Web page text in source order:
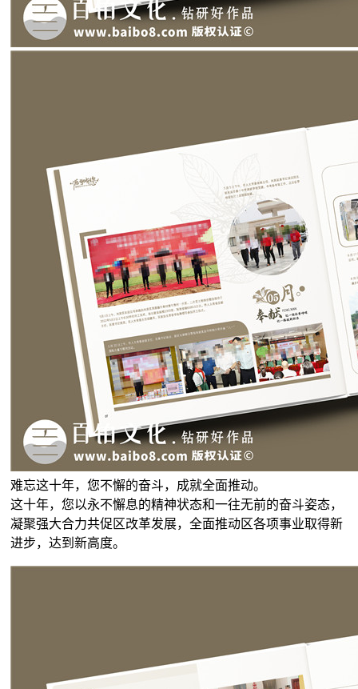
难忘这十年，您不懈的奋斗，成就全面推动。
这十年，您以永不懈息的精神状态和一往无前的奋斗姿态，
凝聚强大合力共促区改革发展，全面推动区各项事业取得新
进步，达到新高度。